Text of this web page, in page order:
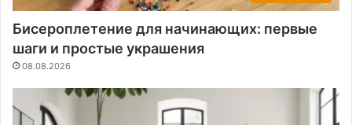
Бисероплетение для начинающих: первые
шаги и простые украшения
08.08.2026